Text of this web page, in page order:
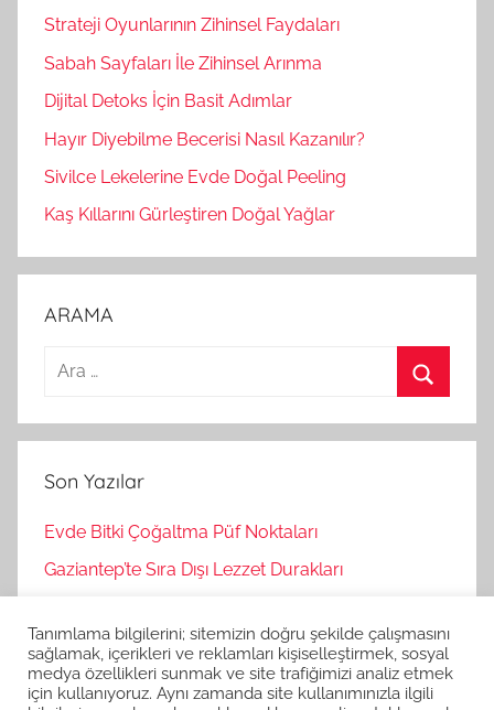
Strateji Oyunlarının Zihinsel Faydaları
Sabah Sayfaları İle Zihinsel Arınma
Dijital Detoks İçin Basit Adımlar
Hayır Diyebilme Becerisi Nasıl Kazanılır?
Sivilce Lekelerine Evde Doğal Peeling
Kaş Kıllarını Gürleştiren Doğal Yağlar
ARAMA
a
a
r
Son Yazılar
Evde Bitki Çoğaltma Püf Noktaları
Gaziantep’te Sıra Dışı Lezzet Durakları
Korku Oyunları İle Stres Atma
Strateji Oyunlarının Zihinsel Faydaları
Tanımlama bilgilerini; sitemizin doğru şekilde çalışmasını
sağlamak, içerikleri ve reklamları kişiselleştirmek, sosyal
medya özellikleri sunmak ve site trafiğimizi analiz etmek
için kullanıyoruz. Aynı zamanda site kullanımınızla ilgili